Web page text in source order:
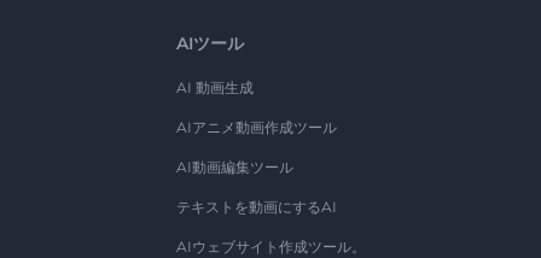
AIツール
AI 動画生成
AIアニメ動画作成ツール
AI動画編集ツール
テキストを動画にするAI
AIウェブサイト作成ツール。